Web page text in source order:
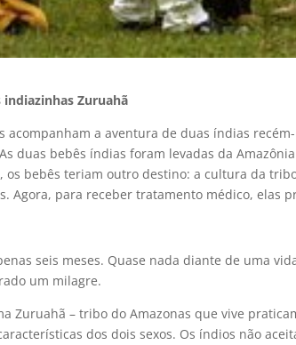
indiazinhas Zuruahã
acompanham a aventura de duas índias
duas bebês índias foram levadas da
os bebês teriam outro destino: a cultura da
Agora, para receber tratamento médico, elas
seis meses. Quase nada diante de uma
um milagre.
Zuruahã – tribo do Amazonas que vive
dos dois sexos. Os índios não